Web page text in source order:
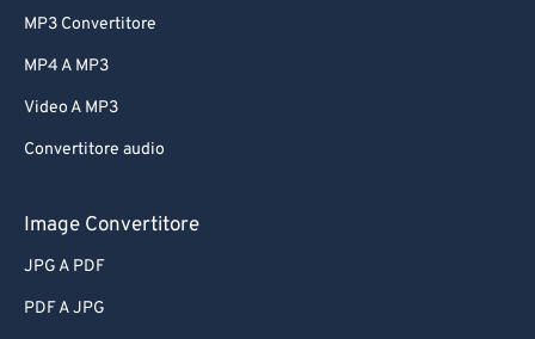
MP3 Convertitore
MP4 A MP3
Video A MP3
Convertitore audio
Image Convertitore
JPG A PDF
PDF A JPG